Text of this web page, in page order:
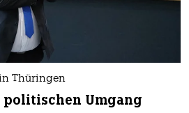
Thüringen
Umgang